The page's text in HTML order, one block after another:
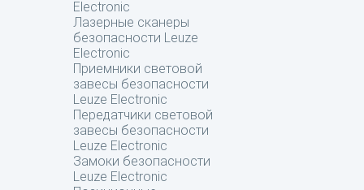
Electronic
Лазерные сканеры
безопасности Leuze
Electronic
Приемники световой
завесы безопасности
Leuze Electronic
Передатчики световой
завесы безопасности
Leuze Electronic
Замоки безопасности
Leuze Electronic